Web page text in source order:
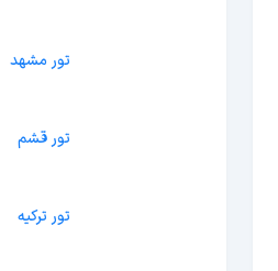
تور مشهد
تور قشم
تور ترکیه